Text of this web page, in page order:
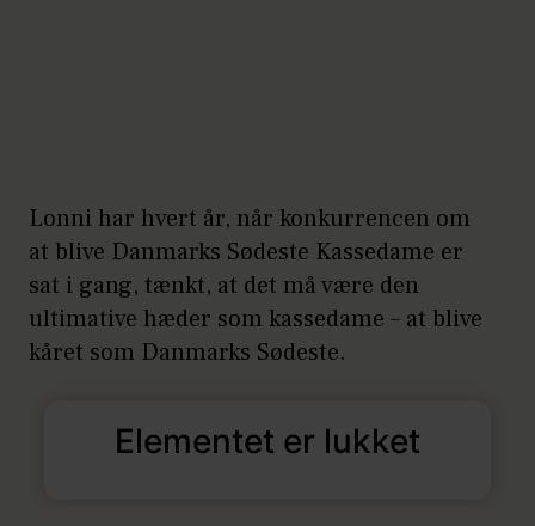
Lonni har hvert år, når konkurrencen om
at blive Danmarks Sødeste Kassedame er
sat i gang, tænkt, at det må være den
ultimative hæder som kassedame – at blive
kåret som Danmarks Sødeste.